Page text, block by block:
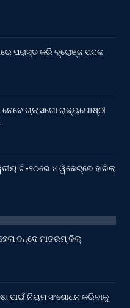
ପରାସ୍ତ କରି ବ୍ରୋଞ୍ଜ ପଦକ
ନେବେ ଗ୍ଲାସଗୋ ରାଜ୍ୟଗୋଷ୍ଠୀ
ଟି-୨୦ରେ ୪ ୱିକେଟ୍‌ରେ ହାରିଲା
ବନ୍ଦେ ମାତରମ୍‌ ବିଲ୍‌
ପାଇଁ ନିୟମ ସଂଶୋଧନ କରିବାକୁ